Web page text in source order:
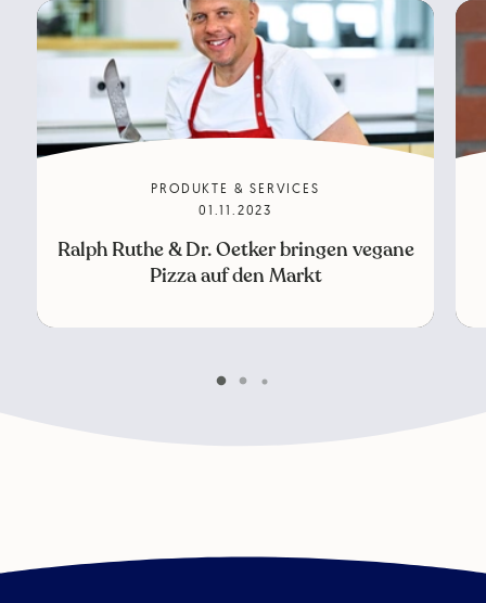
PRODUKTE & SERVICES
01.11.2023
Ralph Ruthe & Dr. Oetker bringen vegane
Pizza auf den Markt